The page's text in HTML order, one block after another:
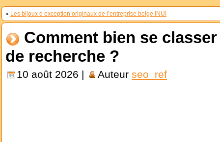
« Les bijoux d exception originaux de l’entreprise belge INUI
Comment bien se
de recherche ?
10 août 2026 | Auteur seo_ref